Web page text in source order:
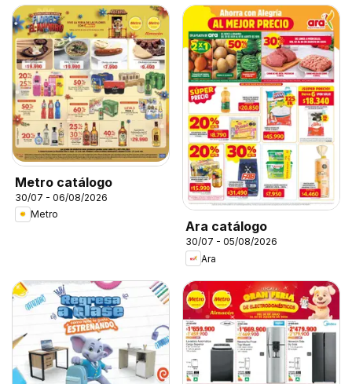
Metro catálogo
30/07 - 06/08/2026
Metro
Ara catálogo
30/07 - 05/08/2026
Ara